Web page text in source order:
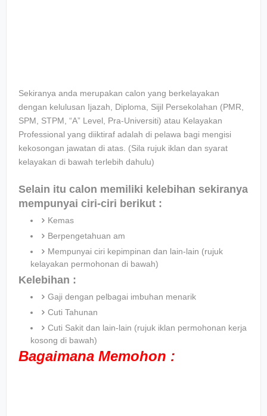
Sekiranya anda merupakan calon yang berkelayakan
dengan kelulusan Ijazah, Diploma, Sijil Persekolahan (PMR,
SPM, STPM, “A” Level, Pra-Universiti) atau Kelayakan
Professional yang diiktiraf adalah di pelawa bagi mengisi
kekosongan jawatan di atas. (Sila rujuk iklan dan syarat
kelayakan di bawah terlebih dahulu)
Selain itu calon memiliki kelebihan sekiranya
mempunyai ciri-ciri berikut :
Kemas
Berpengetahuan am
Mempunyai ciri kepimpinan dan lain-lain (rujuk
kelayakan permohonan di bawah)
Kelebihan :
Gaji dengan pelbagai imbuhan menarik
Cuti Tahunan
Cuti Sakit dan lain-lain (rujuk iklan permohonan kerja
kosong di bawah)
Bagaimana Memohon :